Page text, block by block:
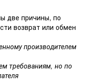
две причины, по
возврат или обмен
производителем
требованиям, но по